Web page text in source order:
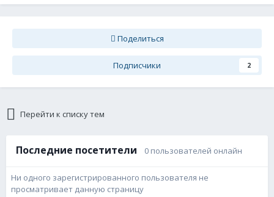
Поделиться
Подписчики 2
Перейти к списку тем
Последние посетители 0 пользователей онлайн
Ни одного зарегистрированного пользователя не
просматривает данную страницу